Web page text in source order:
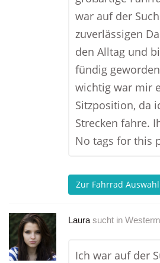
war auf der
zuverlässigen
den Alltag und
fündig
wichtig war mir
Sitzposition, da
Strecken fahre.
No tags for this
Zur Fahrrad Auswahl
Laura sucht in
Ich war auf der